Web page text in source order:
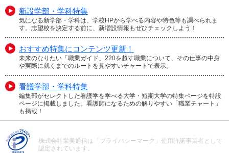
新設学部・学科特集
気になる新学部・学科は、学校HPから学べる内容や特色等も調べられま
す。志望校を決定する前に、新増設情報もぜひチェックしよう！
おすすめ特集にコンテンツ更新！
未来のなりたい「職業ガイド」220を超す職業について、その仕事の中身
や実際に就くまでのルートを見やすいチャートで表示。
看護学部・学科特集
編集部がセレクトした看護学を学べる大学・短期大学の特集ページを特設
ページに掲載しました。看護師になるための解りやすい「職業チャート」
も掲載！
株式会社栄美通信は「プライバシーマーク」使用許諾事業者として
認定されています。